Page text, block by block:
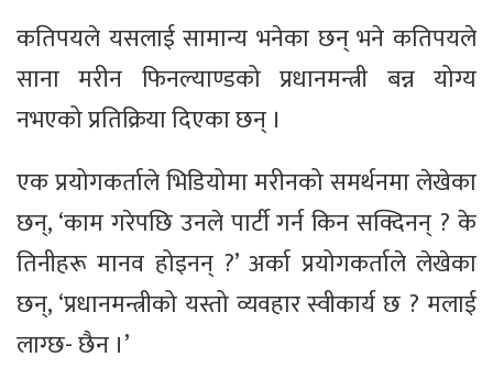
कतिपयले यसलाई सामान्य भनेका छन् भने कतिपयले
साना मरीन फिनल्याण्डको प्रधानमन्त्री बन्न योग्य
नभएको प्रतिक्रिया दिएका छन् ।
एक प्रयोगकर्ताले भिडियोमा मरीनको समर्थनमा लेखेका
छन्, ‘काम गरेपछि उनले पार्टी गर्न किन सक्दिनन् ? के
तिनीहरू मानव होइनन् ?’ अर्का प्रयोगकर्ताले लेखेका
छन्, ‘प्रधानमन्त्रीको यस्तो व्यवहार स्वीकार्य छ ? मलाई
लाग्छ- छैन ।’